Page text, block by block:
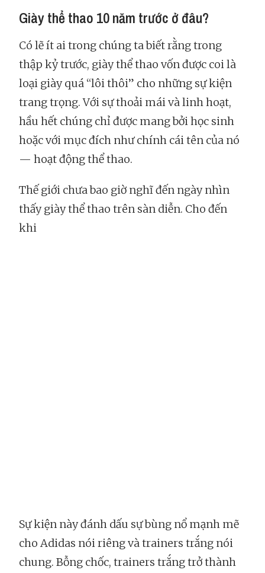
Giày thể thao 10 năm trước ở đâu?
Có lẽ ít ai trong chúng ta biết rằng trong
thập kỷ trước, giày thể thao vốn được coi là
loại giày quá “lôi thôi” cho những sự kiện
trang trọng. Với sự thoải mái và linh hoạt,
hầu hết chúng chỉ được mang bởi học sinh
hoặc với mục đích như chính cái tên của nó
— hoạt động thể thao.
Thế giới chưa bao giờ nghĩ đến ngày nhìn
thấy giày thể thao trên sàn diễn. Cho đến
khi
Sự kiện này đánh dấu sự bùng nổ mạnh mẽ
cho Adidas nói riêng và trainers trắng nói
chung. Bỗng chốc, trainers trắng trở thành